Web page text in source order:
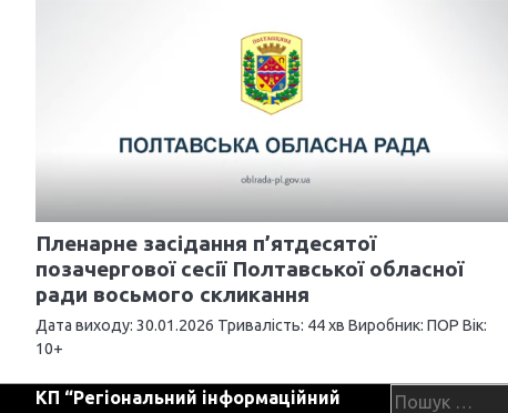
і
я
з
а
п
и
Пленарне засідання п’ятдесятої
позачергової сесії Полтавської обласної
ради восьмого скликання
Дата виходу: 30.01.2026 Тривалість: 44 хв Виробник: ПОР Вік:
10+
КП “Регіональний інформаційний Пошук: